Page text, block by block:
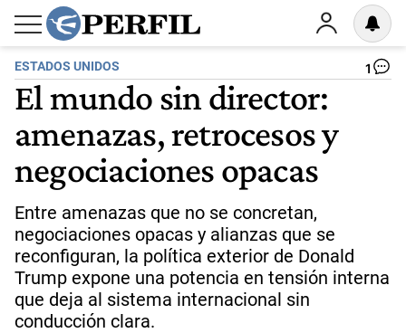
ESTADOS UNIDOS 1
El mundo sin director:
amenazas, retrocesos y
negociaciones opacas
Entre amenazas que no se concretan,
negociaciones opacas y alianzas que se
reconfiguran, la política exterior de Donald
Trump expone una potencia en tensión interna
que deja al sistema internacional sin
conducción clara.